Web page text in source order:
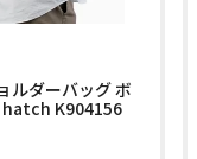
ルダーバッグ ボ
K904156